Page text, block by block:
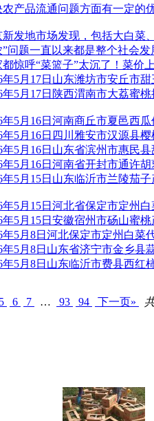
农产品流通问题方面有一定的
新发地市场发现，包括大白菜
”问题一直以来都是整个社会
都惊呼“菜篮子”太沉了！菜价
年5月17日山东潍坊市安丘市
年5月17日陕西渭南市大荔蜜
年5月16日河南商丘市夏邑西
年5月16日四川雅安市汉源县
年5月16日山东省滨州市惠民
年5月16日河南省开封市通许
年5月15日山东临沂市兰陵茄
年5月15日河北省保定市定州
年5月15日安徽宿州市砀山蜜
年5月8日河北保定市定州白菜
年5月8日山东省济宁市金乡县
年5月8日山东临沂市费县西红
5 6 7 … 93 94 下一页»